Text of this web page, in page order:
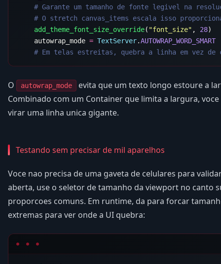
    add_theme_font_size_override
( "font_size" , 28
    autowrap_mode
= TextServer.
O autowrap_mode
evita que um texto longo estoure a
Combinado com um Container que limita a largura,
virar uma linha unica gigante.
Testando sem precisar de mil aparelhos
Voce nao precisa de uma gaveta de celulares para
aberta, use o seletor de tamanho da viewport no canto
proporcoes comuns. Em runtime, da para forcar
extremas para ver onde a UI quebra: